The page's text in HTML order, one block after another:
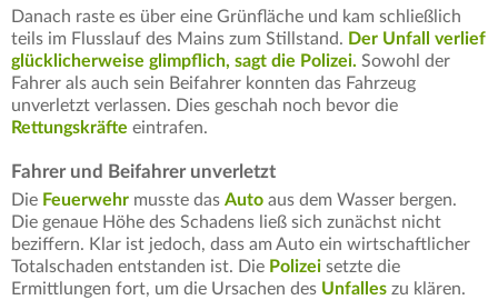
Danach raste es über eine Grünfläche und kam schließlich
teils im Flusslauf des Mains zum Stillstand. Der Unfall verlief
glücklicherweise glimpflich, sagt die Polizei. Sowohl der
Fahrer als auch sein Beifahrer konnten das Fahrzeug
unverletzt verlassen. Dies geschah noch bevor die
Rettungskräfte eintrafen.
Fahrer und Beifahrer unverletzt
Die Feuerwehr musste das Auto aus dem Wasser bergen.
Die genaue Höhe des Schadens ließ sich zunächst nicht
beziffern. Klar ist jedoch, dass am Auto ein wirtschaftlicher
Totalschaden entstanden ist. Die Polizei setzte die
Ermittlungen fort, um die Ursachen des Unfalles zu klären.